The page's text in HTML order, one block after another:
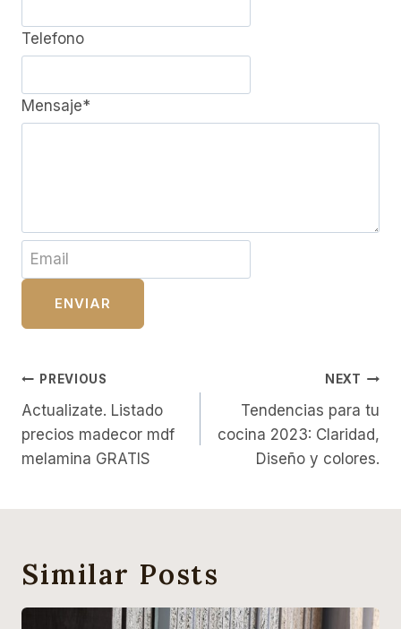
Telefono
Mensaje*
ENVIAR
Post
navigation
PREVIOUS
Actualizate. Listado
precios madecor mdf
melamina GRATIS
NEXT
Tendencias para tu
cocina 2023: Claridad,
Diseño y colores.
Similar Posts